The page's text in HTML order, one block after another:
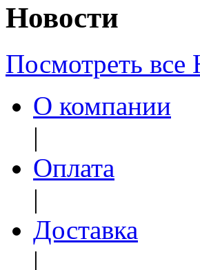
Новости
Посмотреть все
О компании
|
Оплата
|
Доставка
|